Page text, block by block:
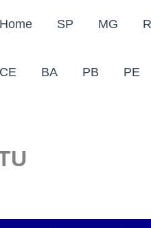
Home SP MG
CE BA PB PE